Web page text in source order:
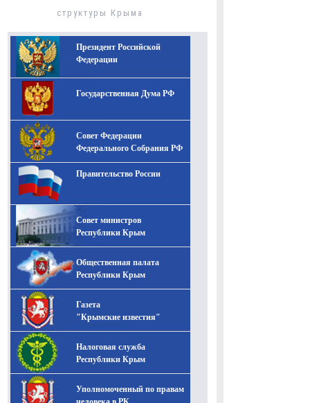
структуры Крыма
Президент Российской
Федерации
Государственная Дума РФ
Совет Федерации
Федерального Собрания РФ
Правительство России
Совет министров
Республики Крым
Общественная палата
Республики Крым
Газета
"Крымские известия"
Налоговая служба
Республики Крым
Уполномоченный по правам